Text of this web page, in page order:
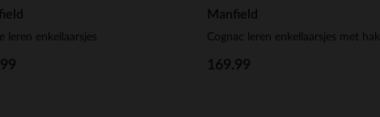
leren enkellaarsjes
Manfield
Cognac leren enkellaarsjes met hak
169.99